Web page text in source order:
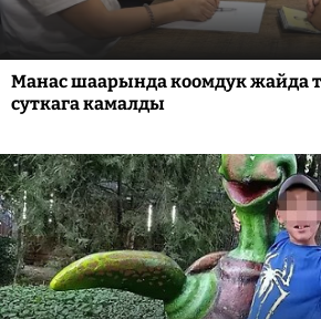
Манас шаарында коомдук жайда
суткага камалды